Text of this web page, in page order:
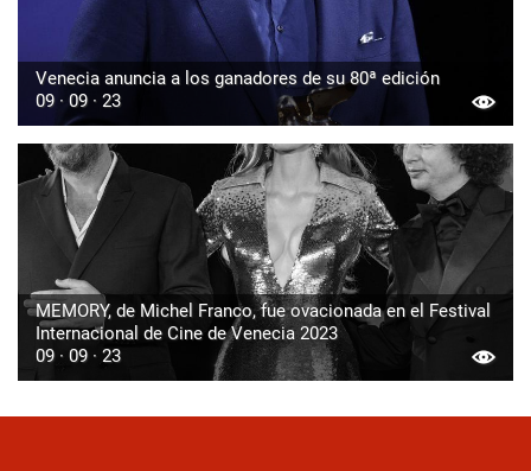
Venecia anuncia a los ganadores de su 80ª edición
09 · 09 · 23
MEMORY, de Michel Franco, fue ovacionada en el Festival
Internacional de Cine de Venecia 2023
09 · 09 · 23